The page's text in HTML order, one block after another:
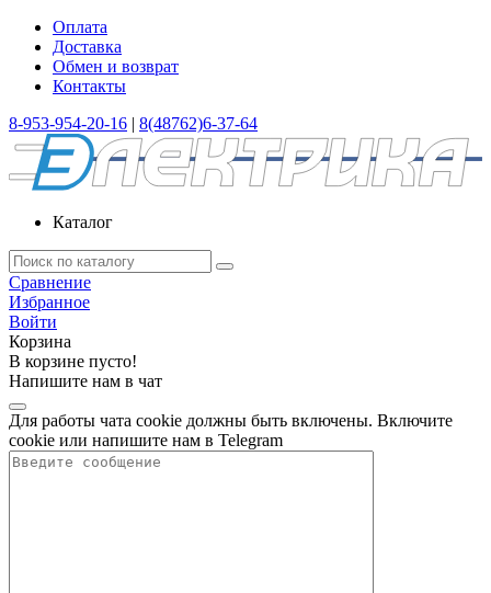
Оплата
Доставка
Обмен и возврат
Контакты
8-953-954-20-16 | 8(48762)6-37-64
Каталог
Сравнение
Избранное
Войти
Корзина
В корзине пусто!
Напишите нам в чат
Для работы чата cookie должны быть включены. Включите
cookie или напишите нам в Telegram